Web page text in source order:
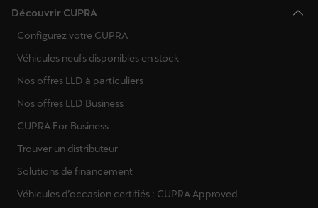
Découvrir CUPRA
Configurez votre CUPRA
Véhicules neufs disponibles en stock
Nos offres LLD à particuliers
Nos offres LLD Business
CUPRA For Business
Trouver un distributeur
Solutions de financement
Véhicules d’occasion certifiés : CUPRA Approved